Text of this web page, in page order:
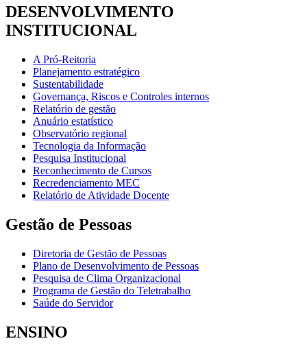
DESENVOLVIMENTO
INSTITUCIONAL
A Pró-Reitoria
Planejamento estratégico
Sustentabilidade
Governança, Riscos e Controles internos
Relatório de gestão
Anuário estatístico
Observatório regional
Tecnologia da Informação
Pesquisa Institucional
Reconhecimento de Cursos
Recredenciamento MEC
Relatório de Atividade Docente
Gestão de Pessoas
Diretoria de Gestão de Pessoas
Plano de Desenvolvimento de Pessoas
Pesquisa de Clima Organizacional
Programa de Gestão do Teletrabalho
Saúde do Servidor
ENSINO